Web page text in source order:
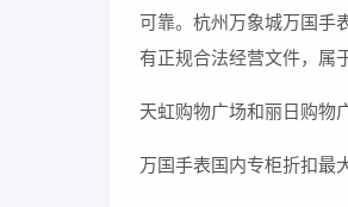
可靠。杭州万象城万国手
有正规合法经营文件，属
天虹购物广场和丽日购物
万国手表国内专柜折扣最